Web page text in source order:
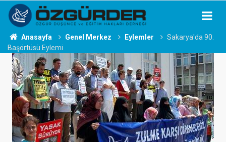
Anasayfa Genel Merkez Eylemler
Sakarya'da 90.
Başörtüsü Eylemi